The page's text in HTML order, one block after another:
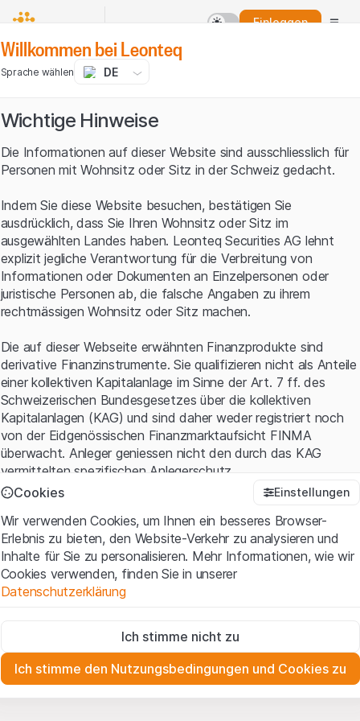
Einloggen
Willkommen bei Leonteq
Sprache wählen DE
Wichtige Hinweise
Die Informationen auf dieser Website sind ausschliesslich für
Personen mit Wohnsitz oder Sitz in der Schweiz gedacht.
Indem Sie diese Website besuchen, bestätigen Sie
ausdrücklich, dass Sie Ihren Wohnsitz oder Sitz im
ausgewählten Landes haben. Leonteq Securities AG lehnt
explizit jegliche Verantwortung für die Verbreitung von
Informationen oder Dokumenten an Einzelpersonen oder
juristische Personen ab, die falsche Angaben zu ihrem
rechtmässigen Wohnsitz oder Sitz machen.
Die auf dieser Webseite erwähnten Finanzprodukte sind
derivative Finanzinstrumente. Sie qualifizieren nicht als Anteile
einer kollektiven Kapitalanlage im Sinne der Art. 7 ff. des
Schweizerischen Bundesgesetzes über die kollektiven
Kapitalanlagen (KAG) und sind daher weder registriert noch
von der Eidgenössischen Finanzmarktaufsicht FINMA
überwacht. Anleger geniessen nicht den durch das KAG
vermittelten spezifischen Anlegerschutz.
Mit dem Zugriff auf diese Website der Leonteq Securities AG
(die "Website") erklären Sie, dass Sie die rechtlichen
Informationen und die wichtigen Hinweise und
Nutzungsbedingungenverstanden haben und akzeptieren.
Wenn Sie mit den Nutzungsbedingungen nicht einverstanden
Sämtliche Immaterialgüterrechte (wie z.B. Urheber¬, Design¬
und Markenrechte) an dem auf der Website enthaltenen
Material liegen bei Leonteq Securities AG oder Plattform-
Cookies Einstellungen
Wir verwenden Cookies, um Ihnen ein besseres Browser-
Erlebnis zu bieten, den Website-Verkehr zu analysieren und
Inhalte für Sie zu personalisieren. Mehr Informationen, wie wir
Cookies verwenden, finden Sie in unserer
Datenschutzerklärung
Diese Cookies sind für die Website erforderlich und können nicht
deaktiviert werden.
Zu Analysezwecken
Diese Cookies verfolgen die Interaktionen der Website-
Ich stimme nicht zu
Ich stimme den Nutzungsbedingungen und Cookies zu